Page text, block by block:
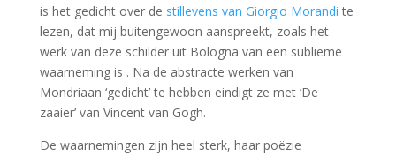
is het gedicht over de stillevens van Giorgio Morandi te
lezen, dat mij buitengewoon aanspreekt, zoals het
werk van deze schilder uit Bologna van een sublieme
waarneming is . Na de abstracte werken van
Mondriaan ‘gedicht’ te hebben eindigt ze met ‘De
zaaier’ van Vincent van Gogh.
De waarnemingen zijn heel sterk, haar poëzie